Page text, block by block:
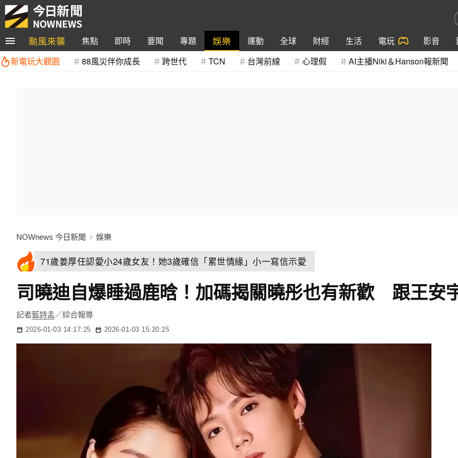
颱風來襲 焦點 即時 要聞 專題 娛樂 運動 全球 財經 生活 電玩 影音
新電玩大觀園
88風災伴你成長 跨世代 TCN 台灣前線 心理假 AI主播Niki＆Hanson報新聞
NOWnews 今日新聞 娛樂
71歲姜厚任認愛小24歲女友！她3歲確信「累世情緣」小一寫信示愛
司曉迪自爆睡過鹿晗！加碼揭關曉彤也有新歡 跟王安
記者藍詩孟／綜合報導
2026-01-03 14:17:25 2026-01-03 15:20:25